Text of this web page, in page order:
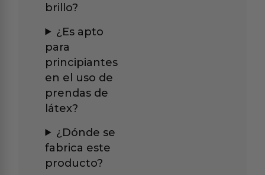
brillo?
¿Es apto
para
principiantes
en el uso de
prendas de
látex?
¿Dónde se
fabrica este
producto?